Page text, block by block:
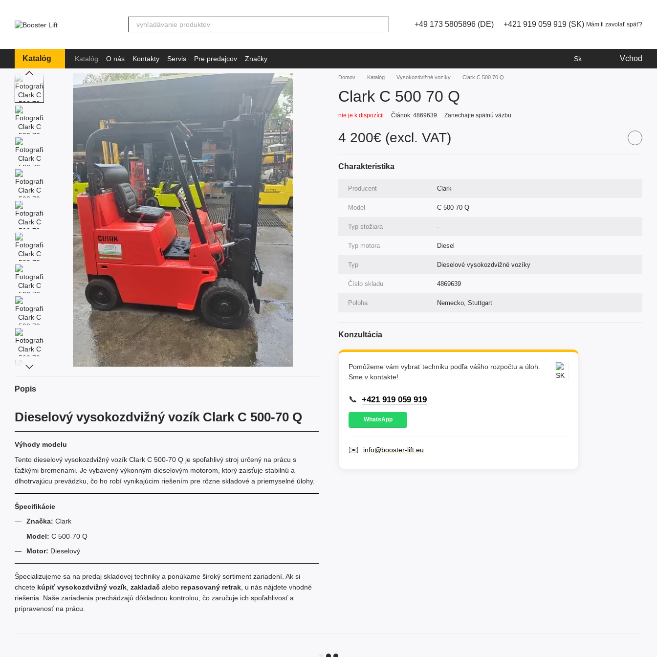
+49 173 5805896 (DE) +421 919 059 919 (SK) Mám ti zavolať späť?
Katalóg Katalóg O nás Kontakty Servis Pre predajcov
Značky
Informácie
Sk Vchod
Popis
Dieselový vysokozdvižný vozík Clark C 500-70 Q
Výhody modelu
Tento dieselový vysokozdvižný vozík Clark C 500-70 Q je spoľahlivý stroj určený na prácu s
ťažkými bremenami. Je vybavený výkonným dieselovým motorom, ktorý zaisťuje stabilnú a
dlhotrvajúcu prevádzku, čo ho robí vynikajúcim riešením pre rôzne skladové a priemyselné úlohy.
Špecifikácie
Značka: Clark
Model: C 500-70 Q
Motor: Dieselový
Špecializujeme sa na predaj skladovej techniky a ponúkame široký sortiment zariadení. Ak si
chcete kúpiť vysokozdvižný vozík zakladač alebo repasovaný retrak , u nás nájdete vhodné
riešenia. Naše zariadenia prechádzajú dôkladnou kontrolou, čo zaručuje ich spoľahlivosť a
pripravenosť na prácu.
Domov Katalóg Vysokozdvižné vozíky Clark C 500 70 Q
Clark C 500 70 Q
nie je k dispozícii Článok: 4869639 Zanechajte spätnú väzbu
4 200€ (excl. VAT)
Charakteristika
Producent Clark
Model C 500 70 Q
Typ stožiara -
Typ motora Diesel
Typ Dieselové vysokozdvižné vozíky
Číslo skladu 4869639
Poloha Nemecko, Stuttgart
Konzultácia
Pomôžeme vám vybrať techniku podľa vášho rozpočtu a úloh.
Sme v kontakte!
📞 +421 919 059 919
WhatsApp
✉️ info@booster-lift.eu